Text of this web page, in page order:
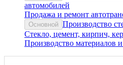
автомобилей
Продажа и ремонт
Основной Производство
Стекло, цемент, кирпич,
Производство материалов